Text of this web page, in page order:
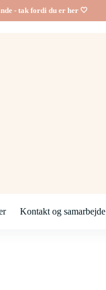
- tak fordi du er her 🤍
Kontakt og samarbejde